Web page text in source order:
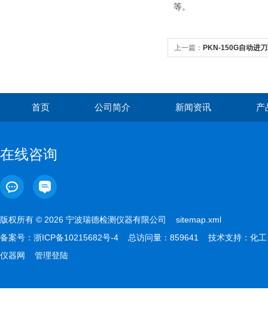
等。
上一篇： PKN-150G自动进
首页 公司简介 新闻资讯 产
在线咨询
版权所有 © 2026 宁波瑞德检测仪器有限公司 sitemap.xml
备案号： 浙ICP备10215682号-4 总访问量：859641 技术支持： 化工
仪器网
管理登陆